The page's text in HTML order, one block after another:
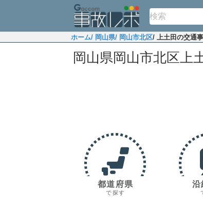
ホーム/ 岡山県/ 岡山市北区/ 上土田の交通
岡山県岡山市北区上
都道府県
で探す
沿